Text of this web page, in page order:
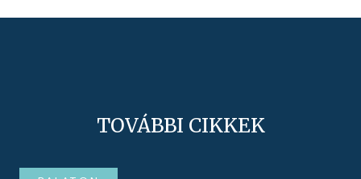
TOVÁBBI CIKKEK